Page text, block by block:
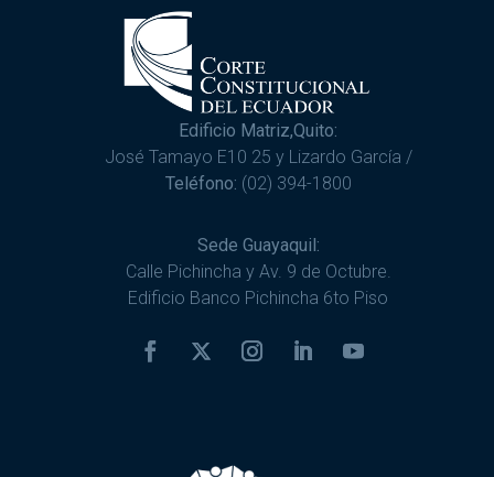
Edificio Matriz,Quito:
José Tamayo E10 25 y Lizardo García /
Teléfono: (02) 394-1800
Sede Guayaquil:
Calle Pichincha y Av. 9 de Octubre.
Edificio Banco Pichincha 6to Piso